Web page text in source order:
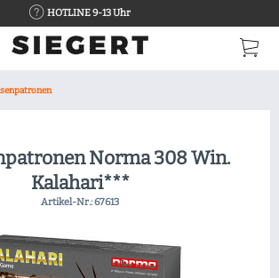
HOTLINE 9-13 Uhr
Norma 308 Win.
Kalahari***
Artikel-Nr.:67613